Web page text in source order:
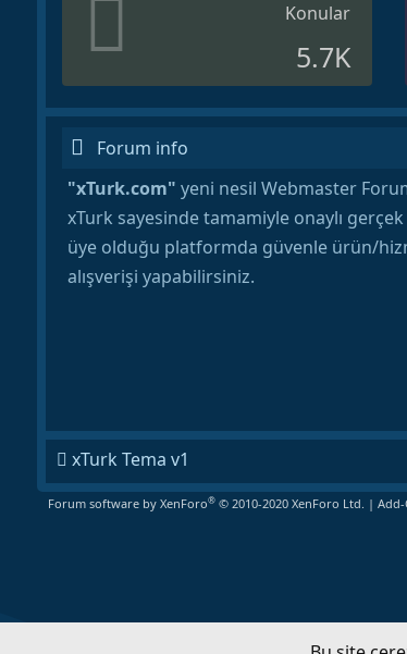
Konular
5.7K
Forum info
"xTurk.com" yeni nesil Webmaster
xTurk sayesinde tamamiyle onaylı
üye olduğu platformda güvenle ürün/
alışverişi yapabilirsiniz.
xTurk Tema v1
Forum software by XenForo® © 2010-2020 XenForo Ltd. | Add-